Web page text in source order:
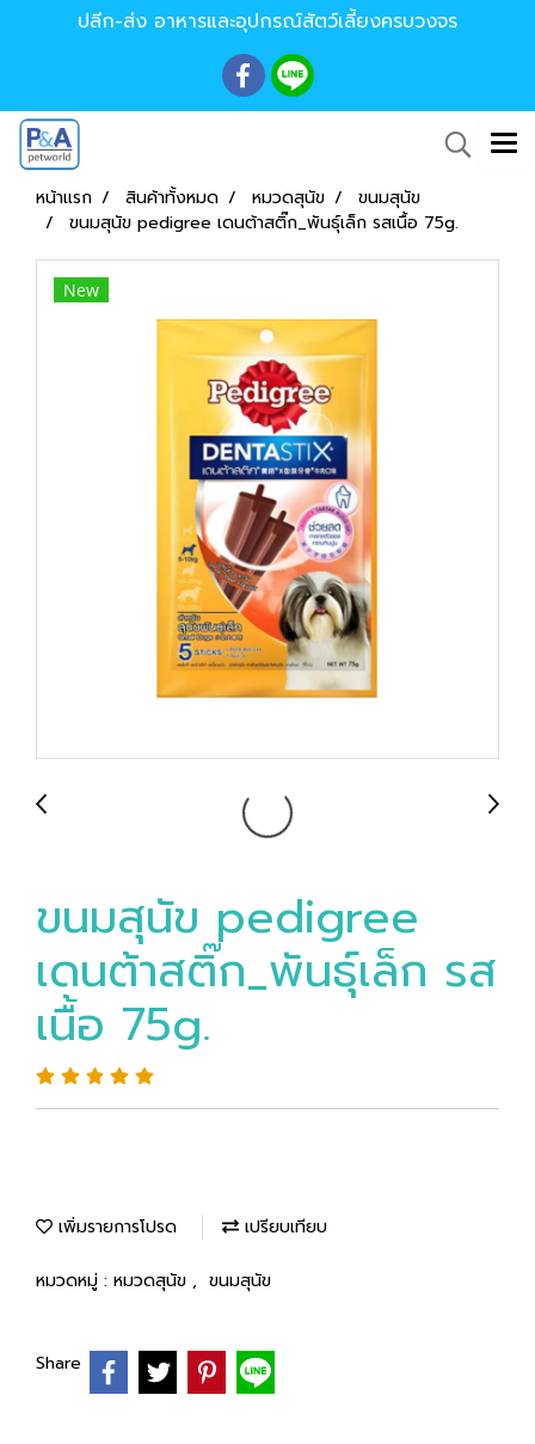
ปลีก-ส่ง อาหารและอุปกรณ์สัตว์เลี้ยงครบวงจร
หน้าแรก สินค้าทั้งหมด หมวดสุนัข
ขนมสุนัข
ขนมสุนัข pedigree เดนต้าสติ๊ก_พันธุ์เล็ก รสเนื้อ 75g.
New
ขนมสุนัข pedigree
เดนต้าสติ๊ก_พันธุ์เล็ก รส
เนื้อ 75g.
เพิ่มรายการโปรด เปรียบเทียบ
หมวดหมู่ : หมวดสุนัข , ขนมสุนัข
Share